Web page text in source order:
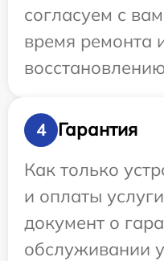
согласуем с
время ремонта
4
Гарантия
Как только
и оплаты
документ о
обслуживании